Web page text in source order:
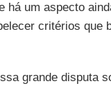
há um aspecto
critérios que
grande disputa